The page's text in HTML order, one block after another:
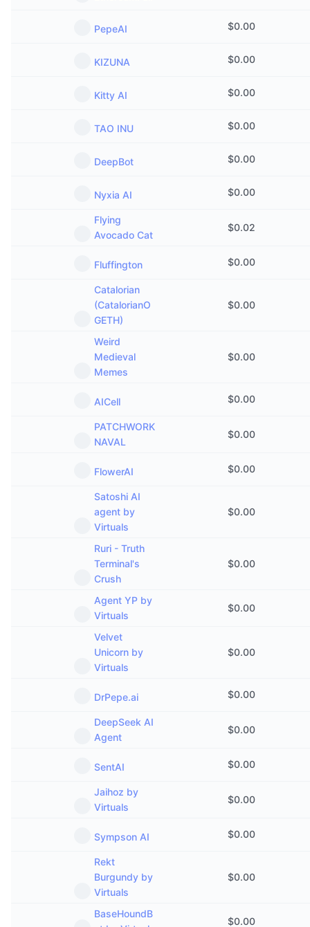
PepeAI $0.00
KIZUNA $0.00
Kitty AI $0.00
TAO INU $0.00
DeepBot $0.00
Nyxia AI $0.00
Flying
Avocado Cat
$0.02
Fluffington $0.00
Catalorian
(CatalorianO
GETH)
$0.00
Weird
Medieval
Memes
$0.00
AICell $0.00
PATCHWORK
NAVAL
$0.00
FlowerAI $0.00
Satoshi AI
agent by
Virtuals
$0.00
Ruri - Truth
Terminal's
Crush
$0.00
Agent YP by
Virtuals
$0.00
Velvet
Unicorn by
Virtuals
$0.00
DrPepe.ai $0.00
DeepSeek AI
Agent
$0.00
SentAI $0.00
Jaihoz by
Virtuals
$0.00
Sympson AI $0.00
Rekt
Burgundy by
Virtuals
$0.00
BaseHoundB
$0.00